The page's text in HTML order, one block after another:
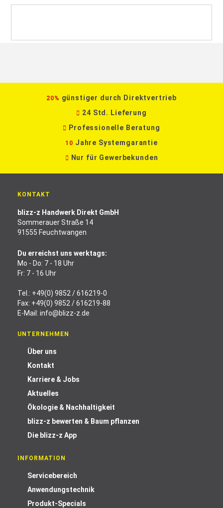
20% günstiger durch Direktvertrieb
24 Std. Lieferung
Professionelle Beratung
10 Jahre Systemgarantie
Nur für Gewerbekunden
KONTAKT
blizz-z Handwerk Direkt GmbH
Sommerauer Straße 14
91555 Feuchtwangen
Du erreichst uns werktags:
Mo - Do: 7 - 18 Uhr
Fr: 7 - 16 Uhr
Tel.: +49(0) 9852 / 616219-0
Fax: +49(0) 9852 / 616219-88
E-Mail: info@blizz-z.de
UNTERNEHMEN
Über uns
Kontakt
Karriere & Jobs
Aktuelles
Ökologie & Nachhaltigkeit
blizz-z bewerten & Baum pflanzen
Die blizz-z App
INFORMATION
Servicebereich
Anwendungstechnik
Produkt-Specials